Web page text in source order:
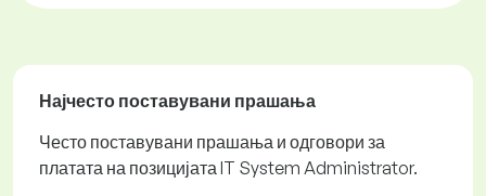
Најчесто поставувани прашања
Често поставувани прашања и одговори за
платата на позицијата IT System Administrator.